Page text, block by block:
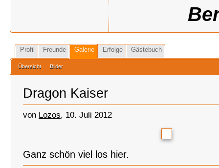
Profil Freunde Galerie Erfolge Gästebuch
Übersicht Bilder
Dragon Kaiser
von Lozos, 10. Juli 2012
Ganz schön viel los hier.